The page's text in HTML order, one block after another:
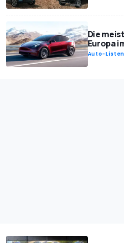
Die
Europa
Auto-Listen